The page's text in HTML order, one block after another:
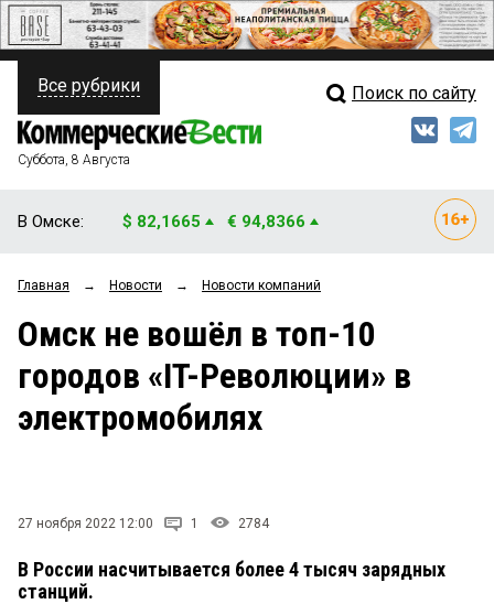
ПОЛИТИКА
ФИНАНСЫ
ОБЩЕСТВО
ЗАКОН
НОВОСТИ КОМПАНИЙ
Свежий выпуск
Мнения
Рейтинги
Блоги
Все рубрики Поиск по сайту
Суббота, 8 Августа
В Омске: $ 82,1665 € 94,8366
Главная → Новости → Новости компаний
Омск не вошёл в топ-10
городов «IT-Революции» в
электромобилях
27 ноября 2022 12:00 1 2784
В России насчитывается более 4 тысяч зарядных
станций.